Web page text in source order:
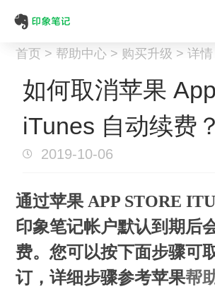
首页 > 帮助中心 > 购买升级 > 详情
如何取消苹果
iTunes 自动续费？
2019-10-06
通过苹果 APP STORE
印象笔记帐户默认到期后
费。您可以按下面步骤可
订，详细步骤参考苹果帮